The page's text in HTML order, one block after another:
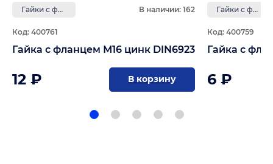
Гайки с фланцем В наличии: 162
Код: 400761
Гайка с фланцем М16 цинк DIN6923
12 ₽ В корзину
Гайки с фланцем
Код: 400759
Гайка с
6 ₽